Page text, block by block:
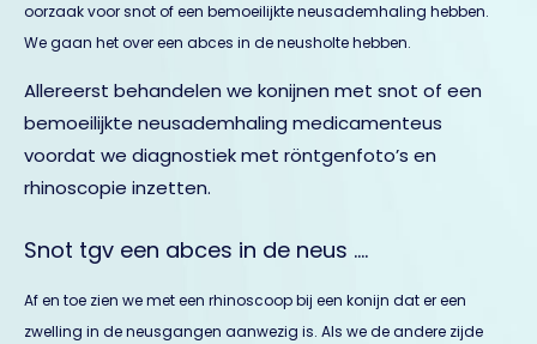
oorzaak voor snot of een bemoeilijkte neusademhaling hebben.
We gaan het over een abces in de neusholte hebben.
Allereerst behandelen we konijnen met snot of een
bemoeilijkte neusademhaling medicamenteus
voordat we diagnostiek met röntgenfoto’s en
rhinoscopie inzetten.
Snot tgv een abces in de neus ….
Af en toe zien we met een rhinoscoop bij een konijn dat er een
zwelling in de neusgangen aanwezig is. Als we de andere zijde